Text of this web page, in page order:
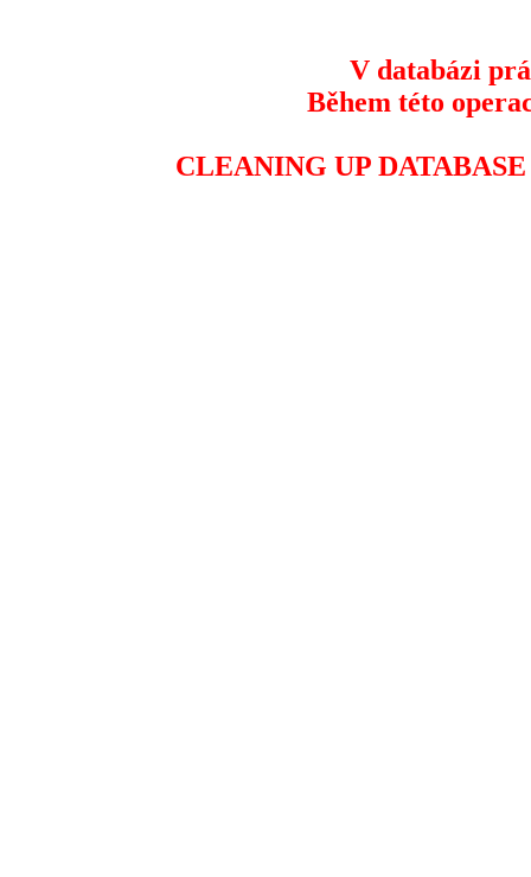
V databázi
Během této
CLEANING UP